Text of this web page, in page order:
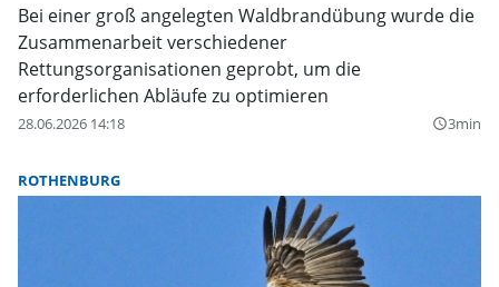
Bei einer groß angelegten Waldbrandübung wurde die
Zusammenarbeit verschiedener
Rettungsorganisationen geprobt, um die
erforderlichen Abläufe zu optimieren
28.06.2026 14:18 query_builder3min
ROTHENBURG